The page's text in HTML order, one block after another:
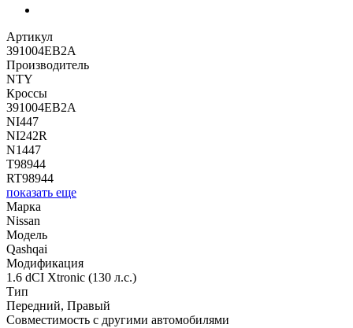
Артикул
391004EB2A
Производитель
NTY
Кроссы
391004EB2A
NI447
NI242R
N1447
T98944
RT98944
показать еще
Марка
Nissan
Модель
Qashqai
Модификация
1.6 dCI Xtronic (130 л.с.)
Тип
Передний, Правый
Совместимость с другими автомобилями